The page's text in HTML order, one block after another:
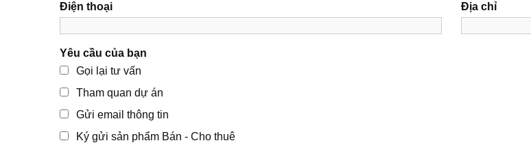
Điện thoại Địa chỉ
Yêu cầu của bạn
Gọi lại tư vấn
Tham quan dự án
Gửi email thông tin
Ký gửi sản phẩm Bán - Cho thuê